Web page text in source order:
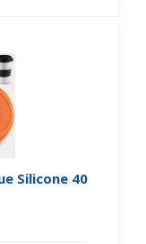
Silicone 40